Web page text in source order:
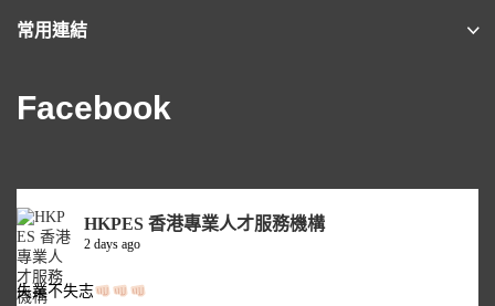
常用連結
Facebook
HKPES 香港專業人才服務機構
2 days ago
失業不失志